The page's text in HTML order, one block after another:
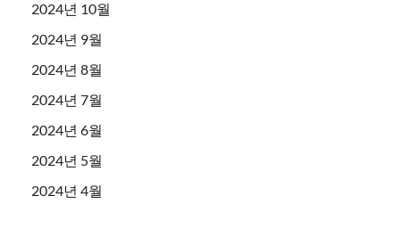
2024년 10월
2024년 9월
2024년 8월
2024년 7월
2024년 6월
2024년 5월
2024년 4월